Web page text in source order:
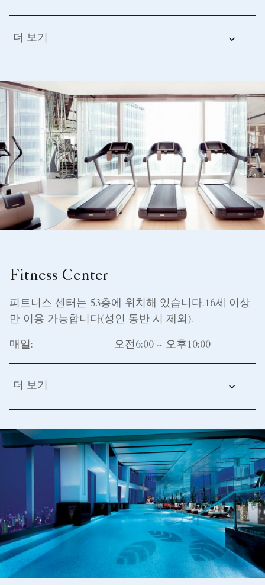
더 보기
Fitness Center
피트니스 센터는 53층에 위치해 있습니다.16세 이상
만 이용 가능합니다(성인 동반 시 제외).
매일: 오전6:00 ~ 오후10:00
더 보기